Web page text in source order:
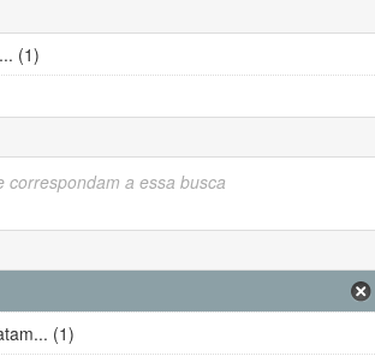
(1)
correspondam a essa busca
(1)